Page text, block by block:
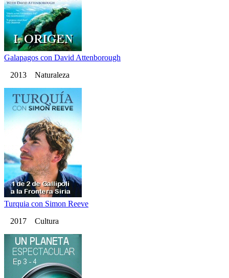
Galapagos con David Attenborough
2013 Naturaleza
Turquia con Simon Reeve
2017 Cultura